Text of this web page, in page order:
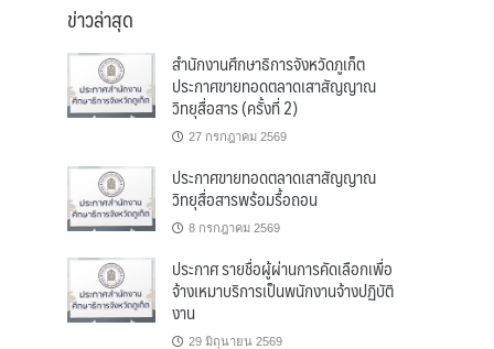
ข่าวล่าสุด
สำนักงานศึกษาธิการจังหวัดภูเก็ต
ประกาศขายทอดตลาดเสาสัญญาณ
วิทยุสื่อสาร (ครั้งที่ 2)
27 กรกฎาคม 2569
ประกาศขายทอดตลาดเสาสัญญาณ
วิทยุสื่อสารพร้อมรื้อถอน
8 กรกฎาคม 2569
ประกาศ รายชื่อผู้ผ่านการคัดเลือกเพื่อ
จ้างเหมาบริการเป็นพนักงานจ้างปฏิบัติ
งาน
29 มิถุนายน 2569